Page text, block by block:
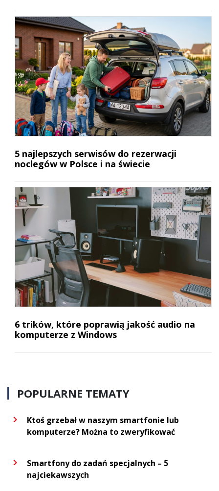
5 najlepszych serwisów do rezerwacji
noclegów w Polsce i na świecie
6 trików, które poprawią jakość audio na
komputerze z Windows
POPULARNE TEMATY
Ktoś grzebał w naszym smartfonie lub
komputerze? Można to zweryfikować
Smartfony do zadań specjalnych – 5
najciekawszych